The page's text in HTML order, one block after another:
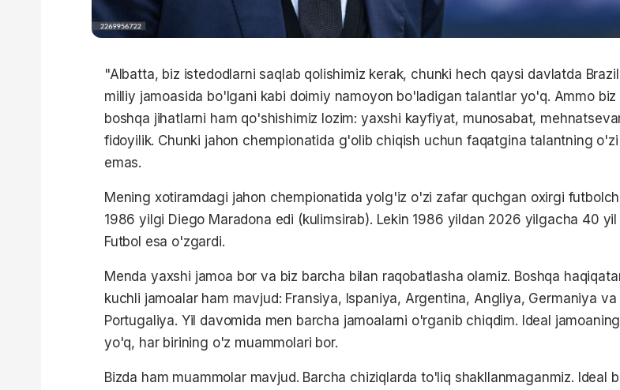
"Albatta, biz istedodlarni saqlab qolishimiz kerak, chunki hech qaysi davlatda
milliy jamoasida bo'lgani kabi doimiy namoyon bo'ladigan talantlar yo'q. Ammo biz
boshqa jihatlarni ham qo'shishimiz lozim: yaxshi kayfiyat, munosabat,
fidoyilik. Chunki jahon chempionatida g'olib chiqish uchun faqatgina talantning
emas.
Mening xotiramdagi jahon chempionatida yolg'iz o'zi zafar quchgan oxirgi
1986 yilgi Diego Maradona edi (kulimsirab). Lekin 1986 yildan 2026 yilgacha 40 yil
Futbol esa o'zgardi.
Menda yaxshi jamoa bor va biz barcha bilan raqobatlasha olamiz. Boshqa
kuchli jamoalar ham mavjud: Fransiya, Ispaniya, Argentina, Angliya, Germaniya va
Portugaliya. Yil davomida men barcha jamoalarni o'rganib chiqdim. Ideal
yo'q, har birining o'z muammolari bor.
Bizda ham muammolar mavjud. Barcha chiziqlarda to'liq shakllanmaganmiz. Ideal